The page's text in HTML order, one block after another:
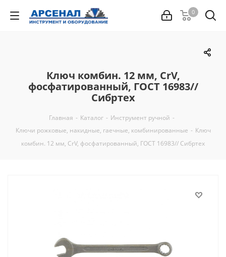
0
Ключ комбин. 12 мм, CrV,
фосфатированный, ГОСТ 16983//
Сибртех
Главная - Каталог - Инструмент ручной -
Ключи рожковые, накидные, гаечные, комбинированные - Ключ
комбин. 12 мм, CrV, фосфатированный, ГОСТ 16983// Сибртех